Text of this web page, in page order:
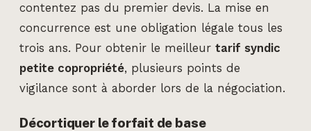
contentez pas du premier devis. La mise en
concurrence est une obligation légale tous les
trois ans. Pour obtenir le meilleur tarif syndic
petite copropriété, plusieurs points de
vigilance sont à aborder lors de la négociation.
Décortiquer le forfait de base